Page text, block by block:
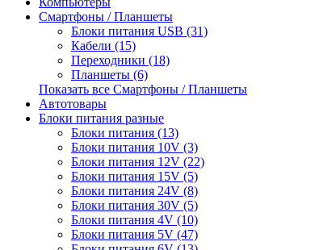
Смартфоны / Планшеты
Блоки питания USB (31)
Кабели (15)
Переходники (18)
Планшеты (6)
Показать все Смартфоны / Планшеты
Автотовары
Блоки питания разные
Блоки питания (13)
Блоки питания 10V (3)
Блоки питания 12V (22)
Блоки питания 15V (5)
Блоки питания 24V (8)
Блоки питания 30V (5)
Блоки питания 4V (10)
Блоки питания 5V (47)